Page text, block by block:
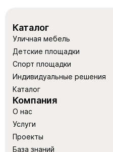
Каталог
Уличная мебель
Детские площадки
Спорт площадки
Индивидуальные решения
Каталог
Компания
О нас
Услуги
Проекты
База знаний